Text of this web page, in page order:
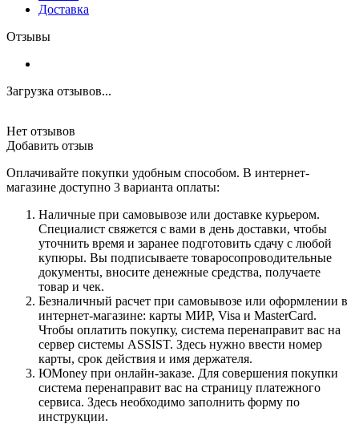
Доставка
Отзывы
Загрузка отзывов...
Нет отзывов
Добавить отзыв
Оплачивайте покупки удобным способом. В интернет-
магазине доступно 3 варианта оплаты:
Наличные при самовывозе или доставке курьером.
Специалист свяжется с вами в день доставки, чтобы
уточнить время и заранее подготовить сдачу с любой
купюры. Вы подписываете товаросопроводительные
документы, вносите денежные средства, получаете
товар и чек.
Безналичный расчет при самовывозе или оформлении в
интернет-магазине: карты МИР, Visa и MasterCard.
Чтобы оплатить покупку, система перенаправит вас на
сервер системы ASSIST. Здесь нужно ввести номер
карты, срок действия и имя держателя.
ЮMoney при онлайн-заказе. Для совершения покупки
система перенаправит вас на страницу платежного
сервиса. Здесь необходимо заполнить форму по
инструкции.